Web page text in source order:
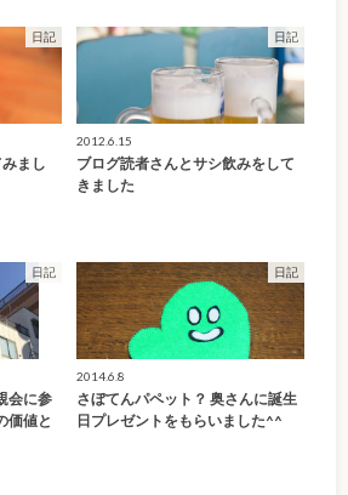
日記
まし
日記
2012.6.15
ブログ読者さんとサシ飲みをして
きました
日記
会に参
価値と
日記
2014.6.8
さぼてんパペット？ 奥さんに誕生
日プレゼントをもらいました^^